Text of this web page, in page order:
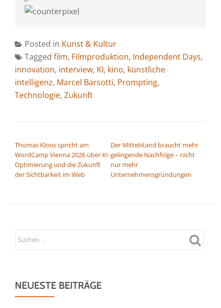
Posted in Kunst & Kultur
Tagged film, Filmproduktion, Independent Days,
innovation, interview, KI, kino, künstliche
intelligenz, Marcel Barsotti, Prompting,
Technologie, Zukunft
Thomas Kloos spricht am
WordCamp Vienna 2026 über KI-
Optimierung und die Zukunft
der Sichtbarkeit im Web
Der Mittelstand braucht mehr
gelingende Nachfolge – nicht
nur mehr
Unternehmensgründungen
NEUESTE BEITRÄGE